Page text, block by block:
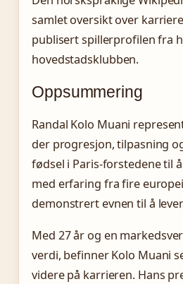
samlet oversikt over
publisert spillerprofilen fra
hovedstadsklubben.
Oppsummering
Randal Kolo Muani
der progresjon, tilpasning
fødsel i Paris-forstedene til
med erfaring fra fire
demonstrert evnen til å
Med 27 år og en
verdi, befinner Kolo Muani
videre på karrieren. Hans